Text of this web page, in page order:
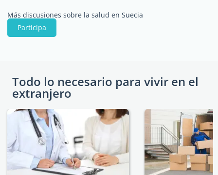
Más discusiones sobre la salud en Suecia
Participa
Todo lo necesario para vivir en el
extranjero